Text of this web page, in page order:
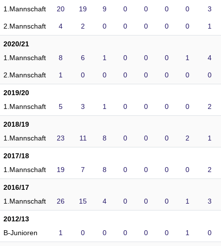
1.Mannschaft
20 19 9 0 0 0 0 3
2.Mannschaft 4 2 0 0 0 0 0 1
2020/21
1.Mannschaft
8 6 1 0 0 0 1 4
2.Mannschaft 1 0 0 0 0 0 0 0
2019/20
1.Mannschaft
5 3 1 0 0 0 0 2
2018/19
1.Mannschaft
23 11 8 0 0 0 2 1
2017/18
1.Mannschaft
19 7 8 0 0 0 0 2
2016/17
1.Mannschaft
26 15 4 0 0 0 1 3
2012/13
B-Junioren
1 0 0 0 0 0 1 0